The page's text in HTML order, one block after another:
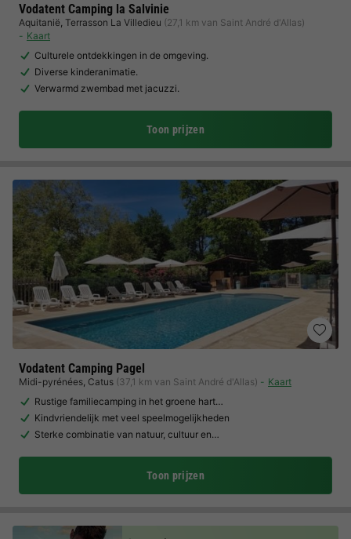
Vodatent Camping la Salvinie
Aquitanië, Terrasson La Villedieu (27,1 km van Saint André d'Allas)
Kaart
Culturele ontdekkingen in de omgeving.
Diverse kinderanimatie.
Verwarmd zwembad met jacuzzi.
Toon prijzen
Vodatent Camping Pagel
Midi-pyrénées, Catus (37,1 km van Saint André d'Allas)
Kaart
Rustige familiecamping in het groene hart…
Kindvriendelijk met veel speelmogelijkheden
Sterke combinatie van natuur, cultuur en…
Toon prijzen